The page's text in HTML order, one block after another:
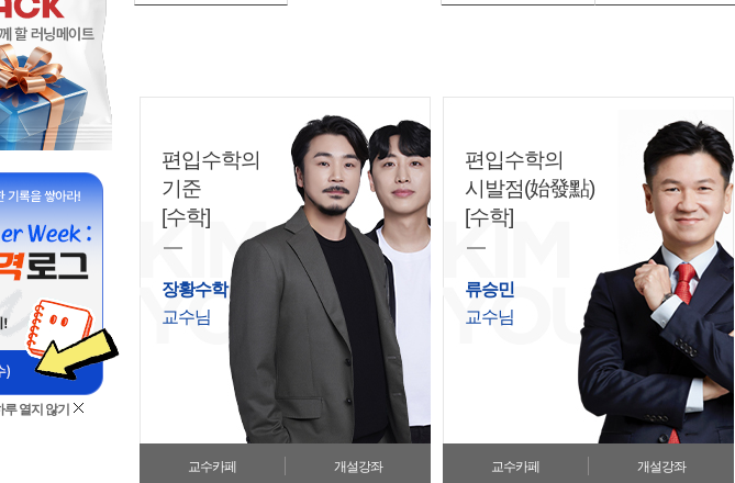
열지 않기
편입수학의
기준
[수학]
장황수학
교수님
교수카페 개설강좌
편입수학의
시발점(始發點)
[수학]
류승민
교수님
교수카페 개설강좌